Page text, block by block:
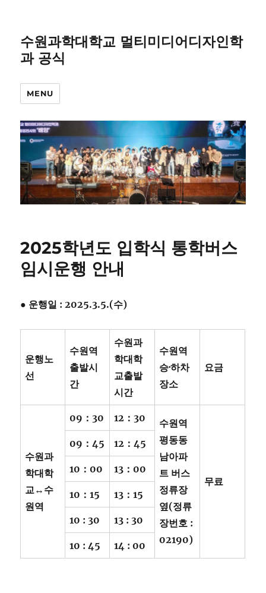
수원과학대학교 멀티미디어디자인학
과 공식
MENU
2025학년도 입학식 통학버스
임시운행 안내
● 운행일 : 2025.3.5.(수)
운행노
선
수원역
출발시
간
수원과
학대학
교출발
시간
수원역
승·하차
장소
요금
수원과
학대학
교 ↔ 수
원역
09 ： 30 12 ： 30
수원역
평동동
남아파
트 버스
정류장
옆(정류
장번호 :
02190)
무료
09 ：45 12 ：45
10 ： 00 13 ： 00
10 ：15 13 ：15
10 : 30 13 : 30
10 : 45 14 : 00